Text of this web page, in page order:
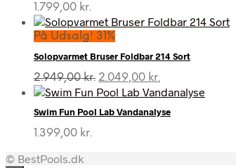
1.799,00 kr.
På Udsalg! 31%
Solopvarmet Bruser Foldbar 214 Sort
2.949,00kr. Den
oprindelige
var:
2.049,00 kr.
aktuelle
er:
Swim Fun Pool Lab Vandanalyse
1.399,00 kr.
© BestPools.dk